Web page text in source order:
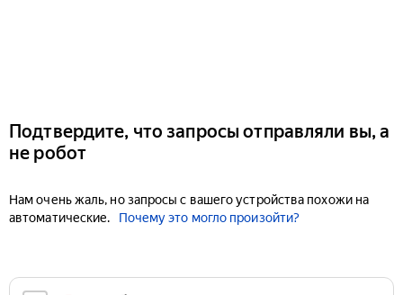
Подтвердите, что запросы отправляли вы, а
не робот
Нам очень жаль, но запросы с вашего устройства похожи на
автоматические.
Почему это могло произойти?